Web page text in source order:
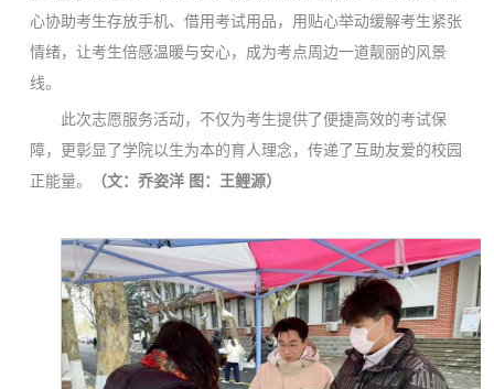
心协助考生存放手机、借用考试用品，用贴心举动缓解考生紧张
情绪，让考生倍感温暖与安心，成为考点周边一道靓丽的风景
线。
此次志愿服务活动，不仅为考生提供了便捷高效的考试保
障，更彰显了学院以生为本的育人理念，传递了互助友爱的校园
正能量。
（文：乔姿洋 图：王鲤源）